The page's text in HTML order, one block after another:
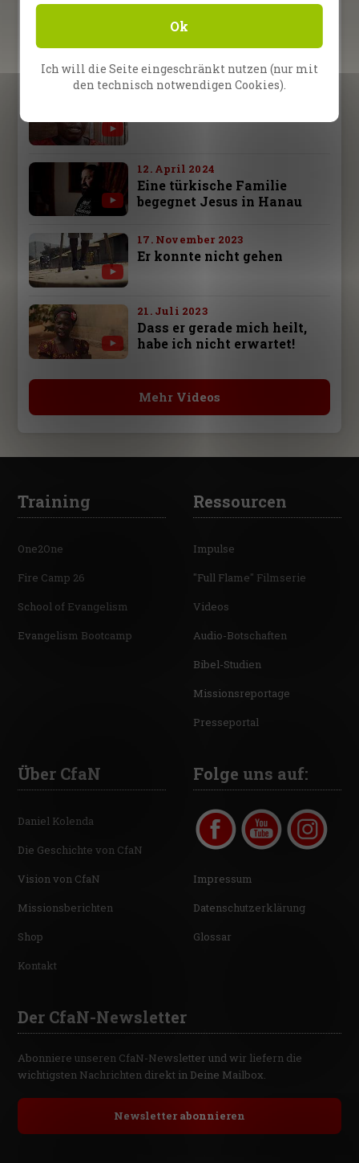
21. Februar 2025
12. April 2024
Eine türkische Familie
begegnet Jesus in Hanau
17. November 2023
Er konnte nicht gehen
21. Juli 2023
Dass er gerade mich heilt,
habe ich nicht erwartet!
Mehr Videos
Training
One2One
Fire Camp 26
School of Evangelism
Evangelism Bootcamp
Ressourcen
Impulse
"Full Flame" Filmserie
Videos
Audio-Botschaften
Bibel-Studien
Missionsreportage
Presseportal
Über CfaN
Daniel Kolenda
Die Geschichte von CfaN
Vision von CfaN
Missionsberichten
Shop
Kontakt
Folge uns auf:
Impressum
Datenschutzerklärung
Glossar
Der CfaN-Newsletter
Abonniere unseren CfaN-Newsletter und wir liefern die
wichtigsten Nachrichten direkt in Deine Mailbox.
Newsletter abonnieren
Ok
Ich will die Seite eingeschränkt nutzen (nur mit
den technisch notwendigen Cookies).